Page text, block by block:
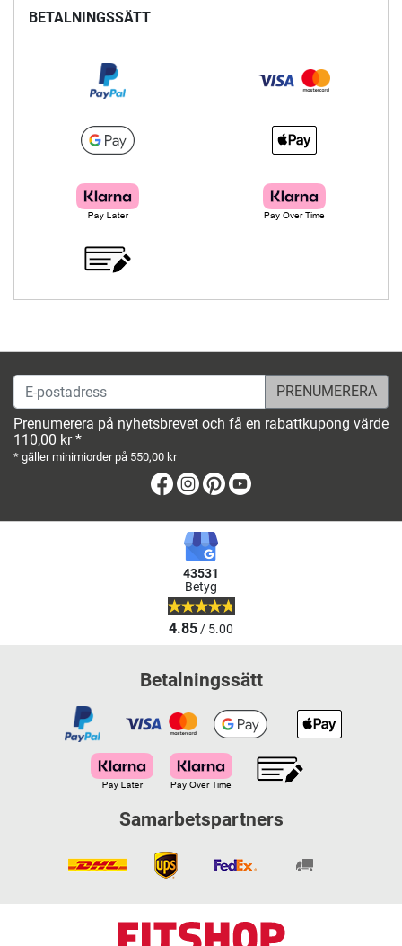
BETALNINGSSÄTT
E-postadress
Prenumerera på nyhetsbrevet och få en rabattkupong värde
110,00 kr *
* gäller minimiorder på 550,00 kr
Facebook
Instagram
Pinterest
43531
Betyg
4.85/ 5.00
Betalningssätt
Samarbetspartners